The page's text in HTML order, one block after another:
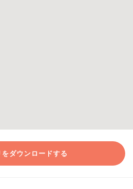
をダウンロードする